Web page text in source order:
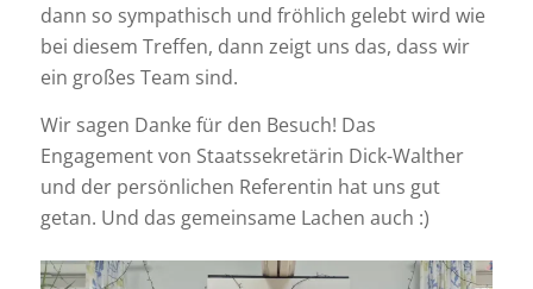
dann so sympathisch und fröhlich gelebt wird wie
bei diesem Treffen, dann zeigt uns das, dass wir
ein großes Team sind.
Wir sagen Danke für den Besuch! Das
Engagement von Staatssekretärin Dick-Walther
und der persönlichen Referentin hat uns gut
getan. Und das gemeinsame Lachen auch :)